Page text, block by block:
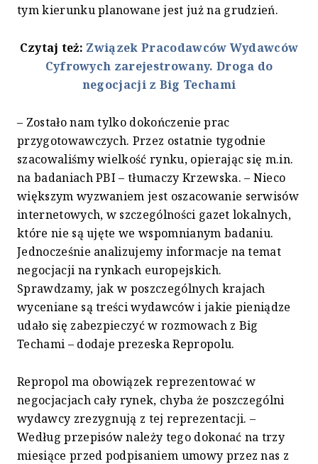
tym kierunku planowane jest już na grudzień.
Czytaj też: Związek Pracodawców Wydawców
Cyfrowych zarejestrowany. Droga do
negocjacji z Big Techami
– Zostało nam tylko dokończenie prac
przygotowawczych. Przez ostatnie tygodnie
szacowaliśmy wielkość rynku, opierając się m.in.
na badaniach PBI – tłumaczy Krzewska. – Nieco
większym wyzwaniem jest oszacowanie serwisów
internetowych, w szczególności gazet lokalnych,
które nie są ujęte we wspomnianym badaniu.
Jednocześnie analizujemy informacje na temat
negocjacji na rynkach europejskich.
Sprawdzamy, jak w poszczególnych krajach
wyceniane są treści wydawców i jakie pieniądze
udało się zabezpieczyć w rozmowach z Big
Techami – dodaje prezeska Repropolu.
Repropol ma obowiązek reprezentować w
negocjacjach cały rynek, chyba że poszczególni
wydawcy zrezygnują z tej reprezentacji. –
Według przepisów należy tego dokonać na trzy
miesiące przed podpisaniem umowy przez nas z